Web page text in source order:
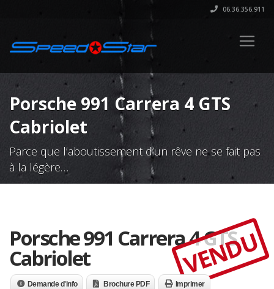
06.36.356.911
Porsche 991 Carrera 4 GTS
Cabriolet
Parce que l’aboutissement d’un rêve ne se fait pas
à la légère…
Porsche 991 Carrera 4 GTS
Cabriolet VENDU
Demande d'info Brochure PDF Imprimer